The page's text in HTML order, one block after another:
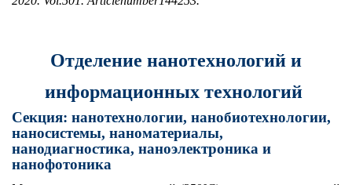
Отделение нанотехнологий и
информационных технологий
Секция: нанотехнологии, нанобиотехнологии,
наносистемы, наноматериалы,
нанодиагностика, наноэлектроника и
нанофотоника